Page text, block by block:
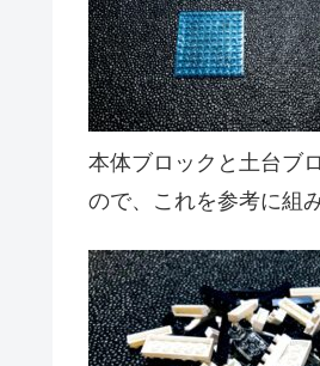
本体ブロックと土台ブ
ので、これを参考に組